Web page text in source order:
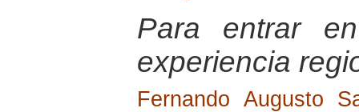
Para entrar
experiencia
Fernando Augusto